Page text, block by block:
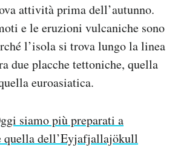
attività prima dell’autunno.
e le eruzioni vulcaniche sono
l’isola si trova lungo la linea
due placche tettoniche, quella
euroasiatica.
siamo più preparati a
quella dell’Eyjafjallajökull